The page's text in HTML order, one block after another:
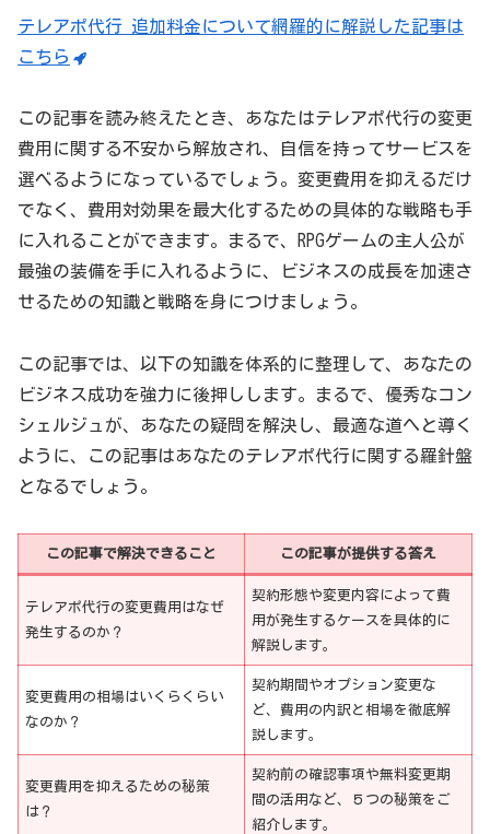
テレアポ代行 追加料金について網羅的に解説した記事は
こちら
この記事を読み終えたとき、あなたはテレアポ代行の変更
費用に関する不安から解放され、自信を持ってサービスを
選べるようになっているでしょう。変更費用を抑えるだけ
でなく、費用対効果を最大化するための具体的な戦略も手
に入れることができます。まるで、RPGゲームの主人公が
最強の装備を手に入れるように、ビジネスの成長を加速さ
せるための知識と戦略を身につけましょう。
この記事では、以下の知識を体系的に整理して、あなたの
ビジネス成功を強力に後押しします。まるで、優秀なコン
シェルジュが、あなたの疑問を解決し、最適な道へと導く
ように、この記事はあなたのテレアポ代行に関する羅針盤
となるでしょう。
この記事で解決できること この記事が提供する答え
テレアポ代行の変更費用はなぜ
発生するのか？
契約形態や変更内容によって費
用が発生するケースを具体的に
解説します。
変更費用の相場はいくらくらい
なのか？
契約期間やオプション変更な
ど、費用の内訳と相場を徹底解
説します。
変更費用を抑えるための秘策
は？
契約前の確認事項や無料変更期
間の活用など、５つの秘策をご
紹介します。